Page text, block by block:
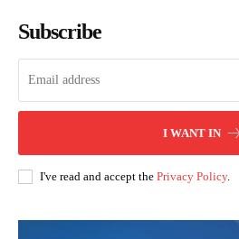
Subscribe
I WANT IN
I've read and accept the Privacy Policy.